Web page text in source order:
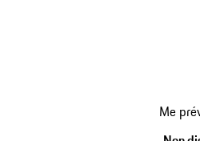
aux
Me